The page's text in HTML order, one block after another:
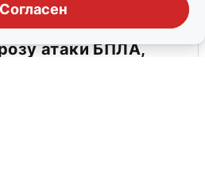
Согласен
атаки БПЛА,